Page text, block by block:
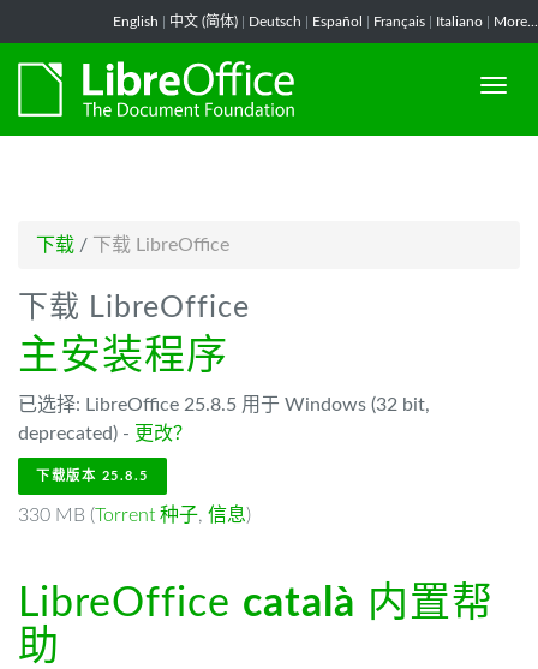
English 中文 (简体) Deutsch Español Français Italiano More...
下载 / 下载 LibreOffice
下载 LibreOffice
主安装程序
已选择: LibreOffice 25.8.5 用于 Windows (32 bit,
deprecated) - 更改？
下载版本 25.8.5
330 MB (Torrent 种子, 信息)
LibreOffice català 内置帮
助